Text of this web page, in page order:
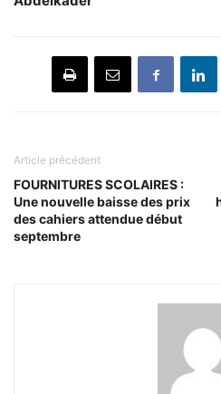
Article précédent
FOURNITURES SCOLAIRES :
Une nouvelle baisse des prix
des cahiers attendue début
septembre